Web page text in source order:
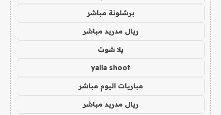
برشلونة مباشر
ريال مدريد مباشر
يلا شوت
yalla shoot
مباريات اليوم مباشر
ريال مدريد مباشر